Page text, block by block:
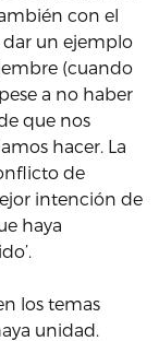
con el
dar un ejemplo
(cuando
a no haber
que nos
hacer. La
de
intención de
haya
los temas
unidad.